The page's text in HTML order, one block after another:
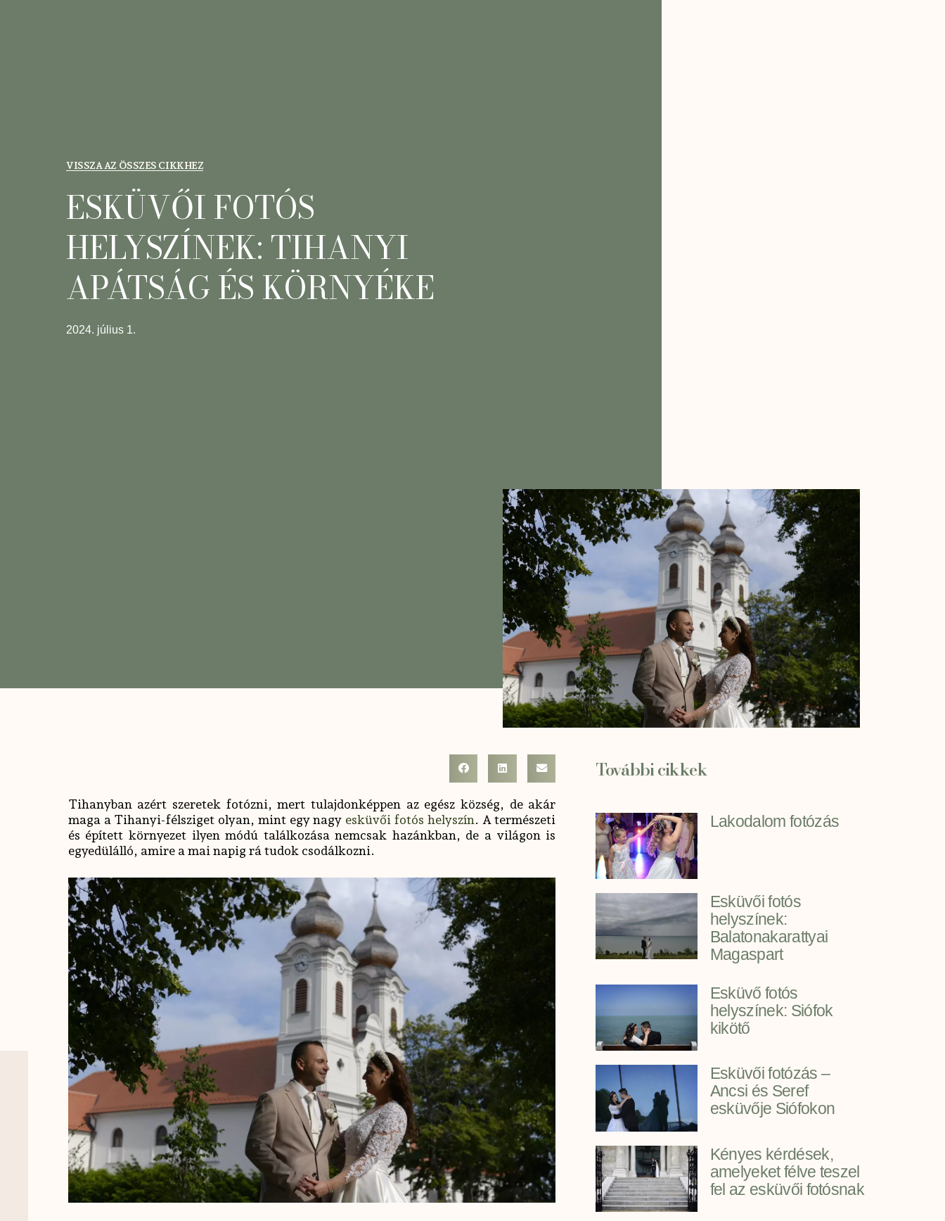
VISSZA AZ ÖSSZES CIKKHEZ
ESKÜVŐI FOTÓS
HELYSZÍNEK: TIHANYI
APÁTSÁG ÉS KÖRNYÉKE
2024. július 1.
Tihanyban azért szeretek fotózni, mert tulajdonképpen az egész község, de akár
maga a Tihanyi-félsziget olyan, mint egy nagy esküvői fotós helyszín. A természeti
és épített környezet ilyen módú találkozása nemcsak hazánkban, de a világon is
egyedülálló, amire a mai napig rá tudok csodálkozni.
További cikkek
Lakodalom fotózás
Esküvői fotós
helyszínek:
Balatonakarattyai
Magaspart
Esküvő fotós
helyszínek: Siófok
kikötő
Esküvői fotózás –
Ancsi és Seref
esküvője Siófokon
Kényes kérdések,
amelyeket félve teszel
fel az esküvői fotósnak